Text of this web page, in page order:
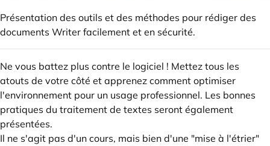
Présentation des outils et des méthodes pour rédiger des
documents Writer facilement et en sécurité.
Ne vous battez plus contre le logiciel ! Mettez tous les
atouts de votre côté et apprenez comment optimiser
l'environnement pour un usage professionnel. Les bonnes
pratiques du traitement de textes seront également
présentées.
Il ne s'agit pas d'un cours, mais bien d'une "mise à l'étrier"